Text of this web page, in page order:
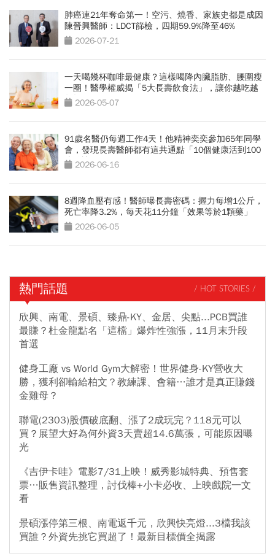
肺癌連21年奪命第一！空污、燒香、家族史都是成因
陳晉興醫師：LDCT篩檢，四期59.9%降至46%
2026-07-21
一天喝幾杯咖啡最健康？這樣喝降內臟脂肪、腰圍瘦
一圈！醫學權威揭「5大長壽飲食法」，讓你越吃越
年輕2026-05-07
91歲名醫仍每週工作4天！他精神奕奕參加65年同學
會，發現長壽醫師都有這共通點「10個健康活到100
歲秘訣」
2026-06-16
8週降血壓有感！醫師曝長壽密碼：握力每增1公斤，
死亡率降3.2%，每天花11分鐘「效果等於1顆藥」
2026-06-05
熱門話題 / HOT STORIES /
欣興、南電、景碩、臻鼎-KY、金居、尖點...PCB買誰
最賺？杜金龍點名「這檔」爆炸性強漲，11月末升段
首選
健身工廠 vs World Gym大解密！世界健身-KY營收大
勝，獲利卻輸給柏文？教練課、會籍…誰才是真正賺錢
金雞母？
聯電(2303)股價破底翻、漲了2成玩完？118元可以
買？展望大好為何外資3天賣超14.6萬張，可能原因曝
光
《吉伊卡哇》電影7/31上映！威秀影城特典、預售套
票…販售資訊整理，討伐棒+小卡必收、上映戲院一文
看
景碩漲停第三根、南電返千元，欣興快亮燈...3檔我該
買誰？外資先挑它買超了！最新目標價全揭露